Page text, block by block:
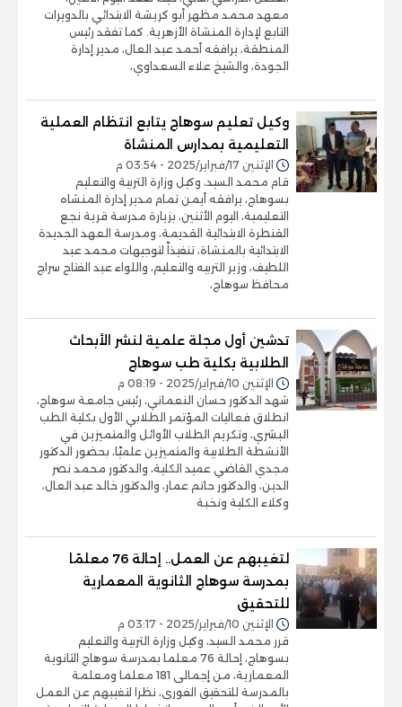
معهد محمد مظهر أبو كريشة الابتدائي بالدويرات
التابع لإدارة المنشاة الأزهرية. كما تفقد رئيس
المنطقة، يرافقه أحمد عبد العال، مدير إدارة
الجودة، والشيخ علاء السعداوي،
وكيل تعليم سوهاج يتابع انتظام العملية
التعليمية بمدارس المنشاة
الإثنين 17/فبراير/2025 - 03:54 م
قام محمد السيد، وكيل وزارة التربية والتعليم
بسوهاج، يرافقه أيمن تمام مدير إدارة المنشاه
التعليمية، اليوم الأثنين، بزيارة مدرسة قرية نجع
القنطرة الابتدائية القديمة، ومدرسة العهد الجديدة
الابتدائية بالمنشاة، تنفيذاً لتوجيهات محمد عبد
اللطيف، وزير التربيه والتعليم، واللواء عبد الفتاح سراج
محافظ سوهاج،
تدشين أول مجلة علمية لنشر الأبحاث
الطلابية بكلية طب سوهاج
الإثنين 10/فبراير/2025 - 08:19 م
شهد الدكتور حسان النعماني، رئيس جامعة سوهاج،
انطلاق فعاليات المؤتمر الطلابي الأول بكلية الطب
البشري، وتكريم الطلاب الأوائل والمتميزين في
الأنشطة الطلابية والمتميزين علميًا، بحضور الدكتور
مجدي القاضي عميد الكلية، والدكتور محمد نصر
الدين، والدكتور حاتم عمار، والدكتور خالد عبد العال،
وكلاء الكلية ونخبة
لتغيبهم عن العمل.. إحالة 76 معلمًا
بمدرسة سوهاج الثانوية المعمارية
للتحقيق
الإثنين 10/فبراير/2025 - 03:17 م
قرر محمد السيد، وكيل وزارة التربية والتعليم
بسوهاج، إحالة 76 معلما بمدرسة سوهاج الثانوية
المعمارية، من إجمالى 181 معلما ومعلمة
بالمدرسة للتحقيق الفورى، نظرا لتغيبهم عن العمل